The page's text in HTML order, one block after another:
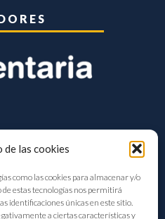
las cookies
como las cookies para almacenar y/o
estas tecnologías nos permitirá
identificaciones únicas en este sitio.
a ciertas características y